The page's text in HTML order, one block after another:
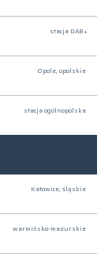
stacja DAB+
Opole, opolskie
stacja ogólnopolska
Katowice, śląskie
warmińsko-mazurskie